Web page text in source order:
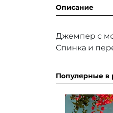
Описание
Джемпер с
Спинка и
Популярные в